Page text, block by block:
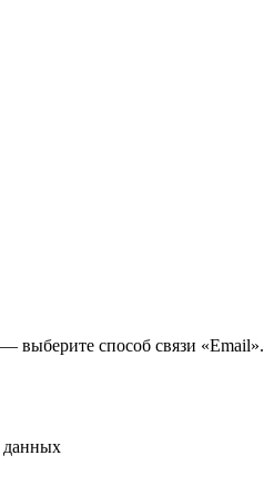
выберите способ связи «Email».
данных